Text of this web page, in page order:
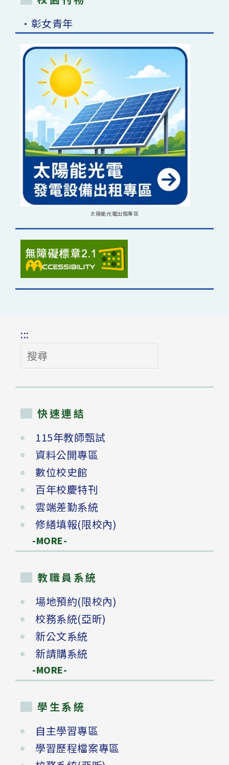
•彰女青年
太陽能光電出租專區
:::
搜
尋
快速連結
115年教師甄試
資料公開專區
數位校史館
百年校慶特刊
雲端差勤系統
修繕填報(限校內)
-MORE-
教職員系統
場地預約(限校內)
校務系統(亞昕)
新公文系統
新請購系統
-MORE-
學生系統
自主學習專區
學習歷程檔案專區